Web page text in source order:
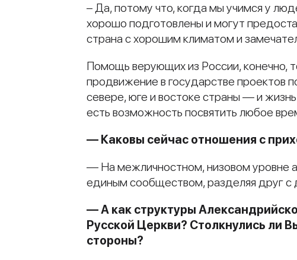
– Да, потому что, когда мы учимся у
хорошо подготовлены и могут
страна с хорошим климатом и
Помощь верующих из России, конечно,
продвижение в государстве проектов
севере, юге и востоке страны — и
есть возможность посвятить любое
— Каковы сейчас отношения с
— На межличностном, низовом уровне
единым сообществом, разделяя друг с
— А как структуры
Русской Церкви? Столкнулись ли
стороны?